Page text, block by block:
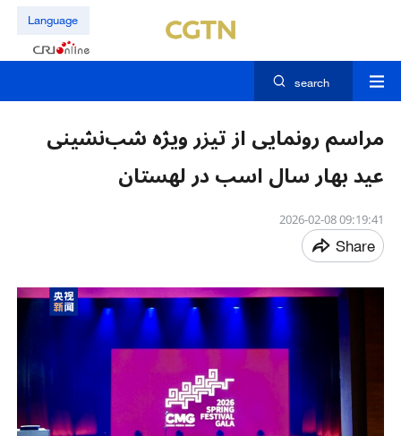
Language
search
​مراسم رونمایی از تیزر ویژه شب‌نشینی
عید بهار سال اسب در لهستان
09:19:41 2026-02-08
Share